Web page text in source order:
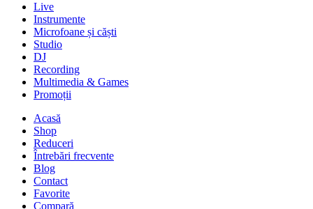
Live
Instrumente
Microfoane și căști
Studio
DJ
Recording
Multimedia & Games
Promoții
Acasă
Shop
Reduceri
Întrebări frecvente
Blog
Contact
Favorite
Compară